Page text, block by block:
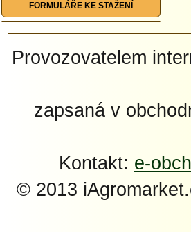
FORMULÁŘE KE STAŽENÍ
Provozovatelem
zapsaná v
Kontakt: e-
© 2013